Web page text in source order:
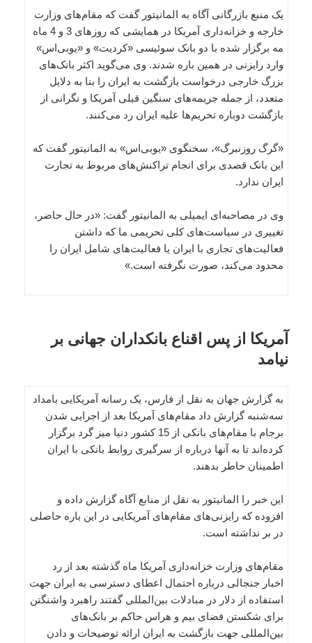
یک منبع بازرگانی آگاه به المانیتور گفت که مقام‌های وزارت
خارجه و خزانه‌داری آمریکا در همایشی که روزهای 3 و 4 ماه
مه برگزار شده با دو بانک سوئیسی «کردیت» و «یوبی‌اس»
وارد رایزنی در همین باره شدند. وی می‌گوید اکثر بانک‌های
بزرگ خارجی درخواست بازگشت به ایران را بنا به دلایل
متعدد، از جمله جریمه‌های سنگین قبلی آمریکا و نگرانی از
بازگشت دوباره تحریم‌ها علیه ایران رد می‌کنند.
«گرگ روزنبرگ»، سخنگوی «یو‌بی‌اس» به المانیتور گفت که
این بانک قصدی برای انجام تراکنش‌های مربوط به تجارت
ایران ندارد.
وی در مصاحبه‌ای ایمیلی به المانیتور گفت: «در حال حاضر،
تغییری در سیاست‌های کلی تحریمی ما که داشتن
فعالیت‌های تجاری با ایران یا فعالیت‌های شامل ایران را
محدود می‌کند، صورت نگرفته است.»
آمریکا از پس اقناع بانکداران جهانی بر
نیامد
به گزارش جهان به نقل از فارس، یک رسانه آمریکایی بامداد
سه‌شنبه گزارش داد مقام‌های آمریکا بعد از اجرایی شدن
برجام با مقام‌های بانکی از 15 کشور دنیا میز گرد برگزار
کرده‌اند تا به آنها درباره از سرگیری روابط بانکی با ایران
اطمینان حاطر بدهند.
این خبر را المانیتور به نقل از منابع آگاه گزارش داده و
افزوده که رایزنی‌های مقام‌های آمریکایی در این باره حاصلی
در بر نداشته است.
مقام‌های وزارت خزانه‌داری آمریکا ماه گذشته بعد از رد
اخبار جنجالی درباره احتمال اعطای دسترسی به ایران جهت
استفاده از دلار در مبادلات بین‌المللی گفتند راهبرد واشنگتن
برای شکستن فضای بیم و هراس حاکم بر بانک‌های
بین‌المللی جهت بازگشت به ایران ارائه توضیحات و دادن